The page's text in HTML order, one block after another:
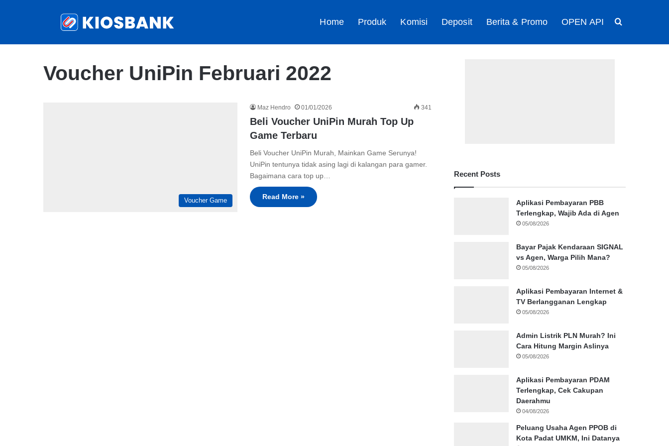
Home Produk Komisi Deposit Berita & Promo OPEN API
Voucher UniPin Februari 2022
Voucher Game
Maz Hendro 01/01/2026 341
Beli Voucher UniPin Murah Top Up
Game Terbaru
Beli Voucher UniPin Murah, Mainkan Game Serunya!
UniPin tentunya tidak asing lagi di kalangan para gamer.
Bagaimana cara top up…
Read More »
Recent Posts
Aplikasi Pembayaran PBB
Terlengkap, Wajib Ada di Agen
05/08/2026
Bayar Pajak Kendaraan SIGNAL
vs Agen, Warga Pilih Mana?
05/08/2026
Aplikasi Pembayaran Internet &
TV Berlangganan Lengkap
05/08/2026
Admin Listrik PLN Murah? Ini
Cara Hitung Margin Aslinya
05/08/2026
Aplikasi Pembayaran PDAM
Terlengkap, Cek Cakupan
Daerahmu
04/08/2026
Peluang Usaha Agen PPOB di
Kota Padat UMKM, Ini Datanya